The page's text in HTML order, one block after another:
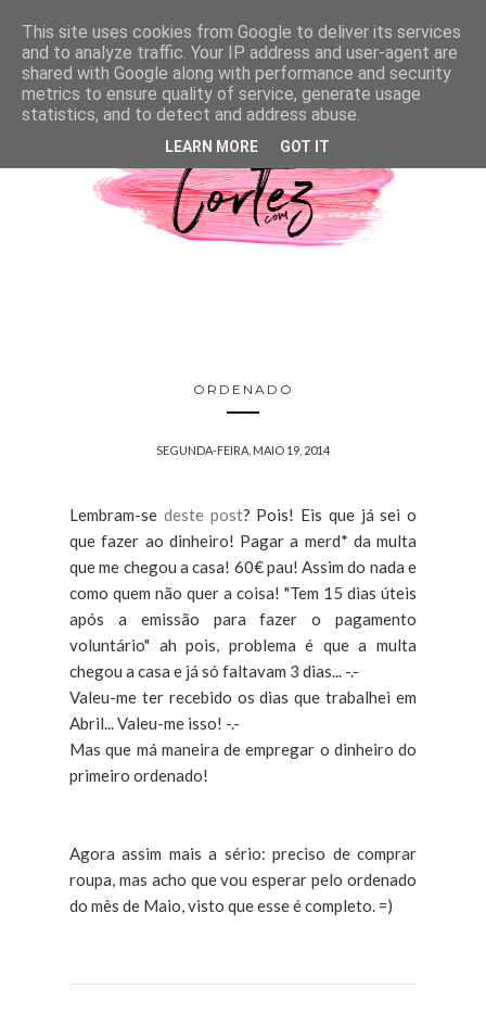
ORDENADO
SEGUNDA-FEIRA, MAIO 19, 2014
Lembram-se deste post? Pois! Eis que já sei o
que fazer ao dinheiro! Pagar a merd* da multa
que me chegou a casa! 60€ pau! Assim do nada e
como quem não quer a coisa! "Tem 15 dias úteis
após a emissão para fazer o pagamento
voluntário" ah pois, problema é que a multa
chegou a casa e já só faltavam 3 dias... -.-
Valeu-me ter recebido os dias que trabalhei em
Abril... Valeu-me isso! -.-
Mas que má maneira de empregar o dinheiro do
primeiro ordenado!
Agora assim mais a sério: preciso de comprar
roupa, mas acho que vou esperar pelo ordenado
do mês de Maio, visto que esse é completo. =)
This site uses cookies from Google to deliver its services
and to analyze traffic. Your IP address and user-agent are
shared with Google along with performance and security
metrics to ensure quality of service, generate usage
statistics, and to detect and address abuse.
LEARN MORE GOT IT